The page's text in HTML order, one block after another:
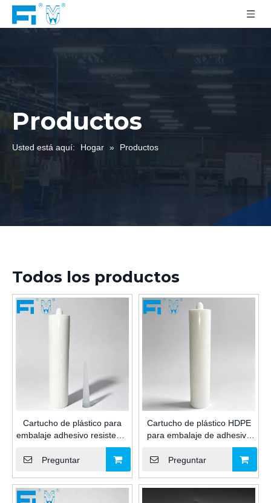
Productos
Usted está aquí: Hogar » Productos
Todos los productos
Cartucho de plástico para
embalaje adhesivo resistente
a productos químicos de uso
múltiple de 240ml para
calafateo sellador industrial
para construcción
Preguntar
Cartucho de plástico HDPE
para embalaje de adhesivo
de vidrio de grado industrial
de 240 ml para calafateo
sellador con boquilla y
émbolo para construcción
Preguntar